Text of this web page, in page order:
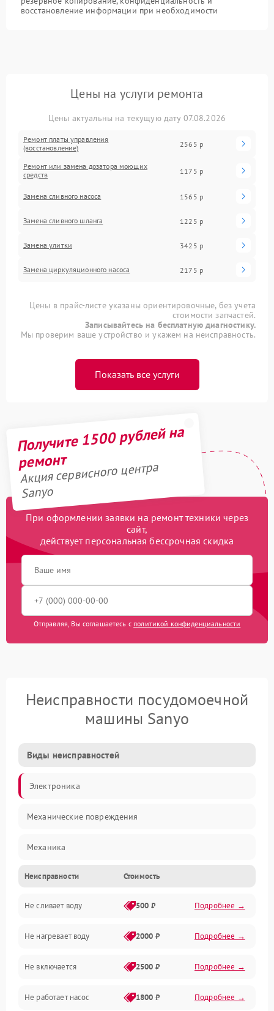
восстановление информации при необходимости
Цены на услуги ремонта
Цены актуальны на текущую дату 07.08.2026
Ремонт платы управления
(восстановление)
2565 р
Ремонт или замена дозатора моющих
средств
1175 р
Замена сливного насоса 1565 р
Замена сливного шланга 1225 р
Замена улитки 3425 р
Замена циркуляционного насоса 2175 р
Цены в прайс-листе указаны ориентировочные, без учета
стоимости запчастей.
Записывайтесь на бесплатную диагностику.
Мы проверим ваше устройство и укажем на неисправность.
Показать все услуги
Получите 1500 рублей на
ремонт
Акция сервисного центра
Sanyo
При оформлении заявки на ремонт техники через
сайт,
действует персональная бессрочная скидка
Отправляя, Вы соглашаетесь с политикой конфиденциальности
Неисправности посудомоечной
машины Sanyo
Виды неисправностей
Электроника
Механические повреждения
Механика
Управление
Электропитание
Датчики
Нагрев
Вода
Неисправности Стоимость
Не сливает воду 500 ₽ Подробнее →
Не нагревает воду 2000 ₽ Подробнее →
Не включается 2500 ₽ Подробнее →
Не работает насос 1800 ₽ Подробнее →